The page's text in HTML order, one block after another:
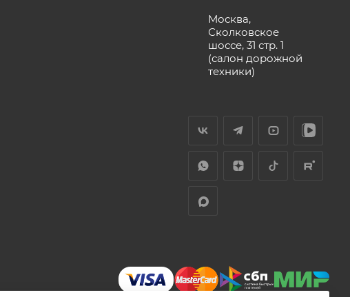
Москва,
Сколковское
шоссе, 31 стр. 1
(салон дорожной
техники)